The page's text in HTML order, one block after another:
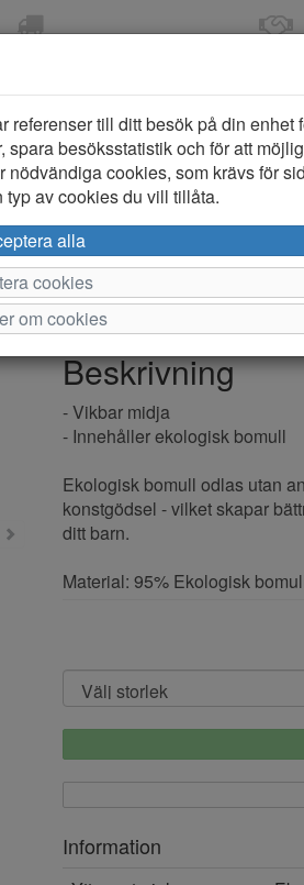
ÖPPET KÖP I
Name it
Varumärke: Name it
Artikelnummer: 2612077
Beskrivning
- Vikbar midja
- Innehåller ekologisk bomull
Ekologisk bomull odlas utan
konstgödsel - vilket skapar
ditt barn.
Material: 95% Ekologisk
Information
referenser till ditt besök på din enhet
besöksstatistik och för att
cookies, som krävs för
av cookies du vill tillåta.
alla
cookies
om cookies